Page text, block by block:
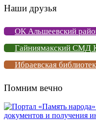
Наши друзья
ОК Альшеевский
Гайниямакский СМД
Ибраевская
Помним вечно